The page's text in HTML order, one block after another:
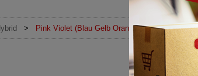
> Pink Violet (Blau Gelb Orange Rosa)